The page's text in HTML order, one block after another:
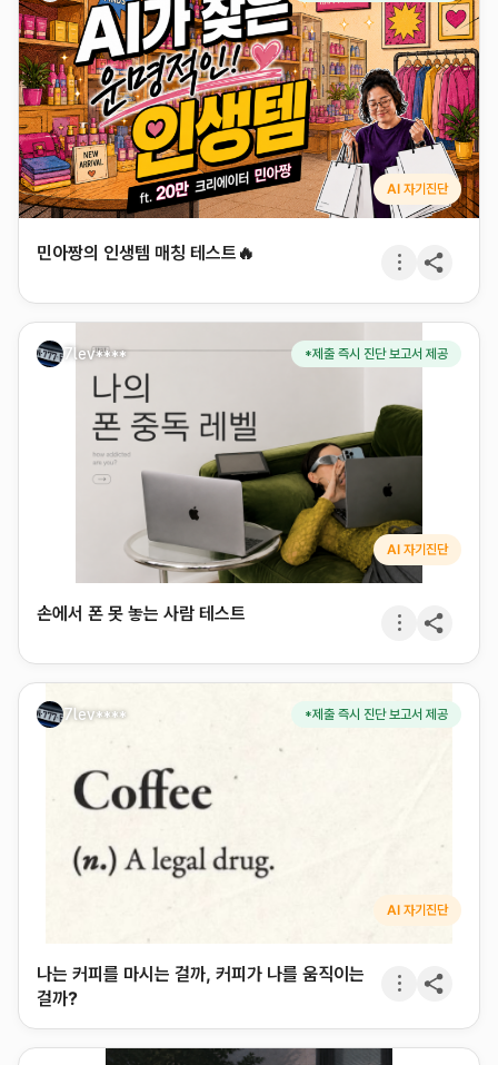
AI 자기진단
민아짱의 인생템 매칭 테스트🔥
7lev**** *제출 즉시 진단 보고서 제공
AI 자기진단
손에서 폰 못 놓는 사람 테스트
7lev**** *제출 즉시 진단 보고서 제공
AI 자기진단
나는 커피를 마시는 걸까, 커피가 나를 움직이는
걸까?